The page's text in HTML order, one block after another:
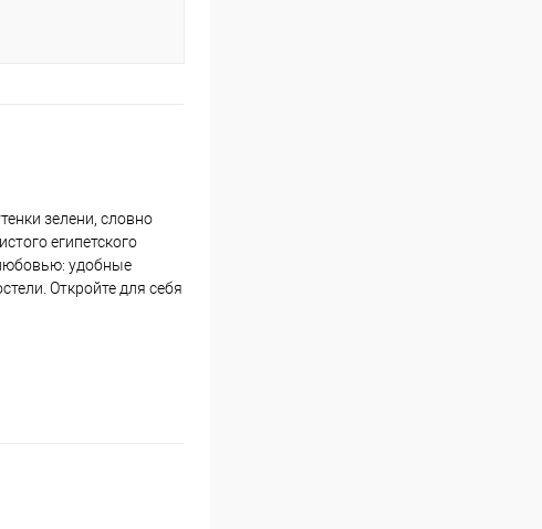
зелени, словно
египетского
удобные
Откройте для себя